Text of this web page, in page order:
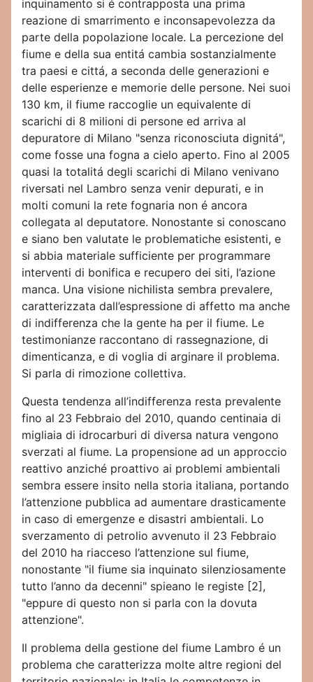
inquinamento si é contrapposta una prima
reazione di smarrimento e inconsapevolezza da
parte della popolazione locale. La percezione del
fiume e della sua entitá cambia sostanzialmente
tra paesi e cittá, a seconda delle generazioni e
delle esperienze e memorie delle persone. Nei suoi
130 km, il fiume raccoglie un equivalente di
scarichi di 8 milioni di persone ed arriva al
depuratore di Milano "senza riconosciuta dignitá",
come fosse una fogna a cielo aperto. Fino al 2005
quasi la totalitá degli scarichi di Milano venivano
riversati nel Lambro senza venir depurati, e in
molti comuni la rete fognaria non é ancora
collegata al deputatore. Nonostante si conoscano
e siano ben valutate le problematiche esistenti, e
si abbia materiale sufficiente per programmare
interventi di bonifica e recupero dei siti, l’azione
manca. Una visione nichilista sembra prevalere,
caratterizzata dall’espressione di affetto ma anche
di indifferenza che la gente ha per il fiume. Le
testimonianze raccontano di rassegnazione, di
dimenticanza, e di voglia di arginare il problema.
Si parla di rimozione collettiva.
Questa tendenza all’indifferenza resta prevalente
fino al 23 Febbraio del 2010, quando centinaia di
migliaia di idrocarburi di diversa natura vengono
sverzati al fiume. La propensione ad un approccio
reattivo anziché proattivo ai problemi ambientali
sembra essere insito nella storia italiana, portando
l’attenzione pubblica ad aumentare drasticamente
in caso di emergenze e disastri ambientali. Lo
sverzamento di petrolio avvenuto il 23 Febbraio
del 2010 ha riacceso l’attenzione sul fiume,
nonostante "il fiume sia inquinato silenziosamente
tutto l’anno da decenni" spieano le registe [2],
"eppure di questo non si parla con la dovuta
attenzione".
Il problema della gestione del fiume Lambro é un
problema che caratterizza molte altre regioni del